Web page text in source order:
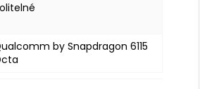
by Snapdragon 6115